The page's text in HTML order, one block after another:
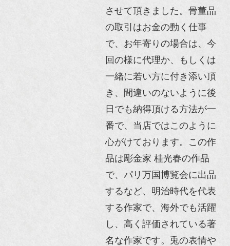
させて頂きました。骨董品
の取引はお金の動く仕事
で、お年寄りの場合は、今
回の様に代理か、もしくは
一緒に若い方に付き添い頂
き、間違いのないように後
日でも納得頂ける方法が一
番で、当店ではこのように
心がけております。この作
品は彫金家 桂光春の作品
で、パリ万国博覧会に出品
するなど、明治時代を代表
する作家で、海外でも活躍
し、高く評価されている著
名な作家です。兎の表情や